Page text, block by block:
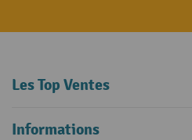
Les Top Ventes
Informations